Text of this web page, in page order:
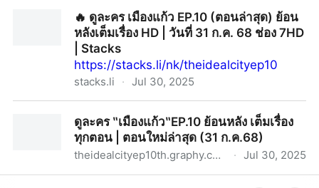
หลัง HD เต็มอิ่มครบทุกตอน!
🔥 ดูละคร เมืองแก้ว EP.10 (ตอนล่าสุด) ย้อน
หลังเต็มเรื่อง HD | วันที่ 31 ก.ค. 68 ช่อง 7HD
| Stacks
https://stacks.li/nk/theidealcityep10
stacks.li · Jul 30, 2025
HD | วันที่ 31 ก.ค. 68 ช่อง 7HD | Stacks
ดูละคร ‶เมืองแก้ว‶EP.10 ย้อนหลัง เต็มเรื่อง
ทุกตอน | ตอนใหม่ล่าสุด (31 ก.ค.68)
theidealcityep10th.graphy.com · Jul 30, 2025